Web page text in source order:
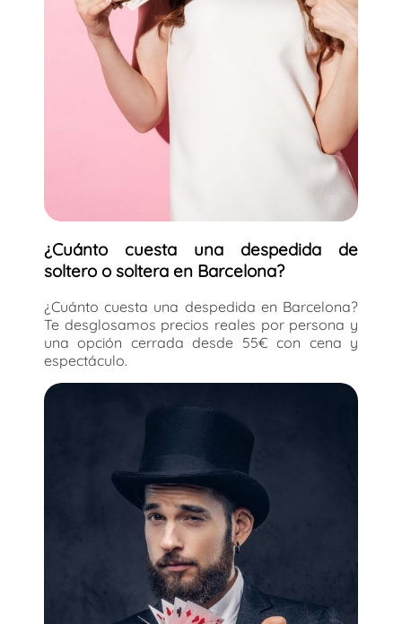
¿Cuánto cuesta una despedida de
soltero o soltera en Barcelona?
¿Cuánto cuesta una despedida en Barcelona?
Te desglosamos precios reales por persona y
una opción cerrada desde 55€ con cena y
espectáculo.